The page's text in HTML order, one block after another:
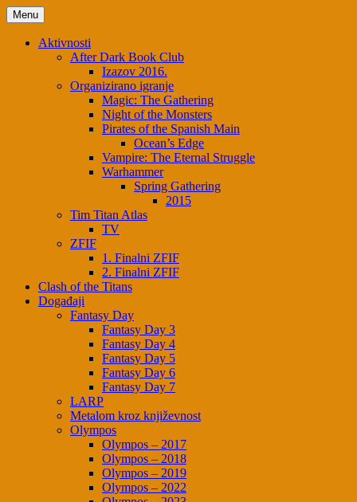
Skip
to
content
Menu
Aktivnosti
After Dark Book Club
Izazov 2016.
Organizirano igranje
Magic: The Gathering
Night of the Monsters
Pirates of the Spanish Main
Ocean’s Edge
Vampire: The Eternal Struggle
Warhammer
Spring Gathering
2015
Tim Titan Atlas
TV
ZFIF
1. Finalni ZFIF
2. Finalni ZFIF
Clash of the Titans
Događaji
Fantasy Day
Fantasy Day 3
Fantasy Day 4
Fantasy Day 5
Fantasy Day 6
Fantasy Day 7
LARP
Metalom kroz književnost
Olympos
Olympos – 2017
Olympos – 2018
Olympos – 2019
Olympos – 2022